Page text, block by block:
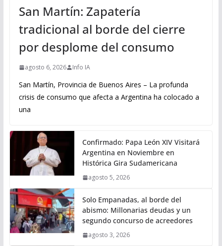
San Martín: Zapatería
tradicional al borde del cierre
por desplome del consumo
agosto 6, 2026 Info IA
San Martín, Provincia de Buenos Aires – La profunda
crisis de consumo que afecta a Argentina ha colocado a
una
Confirmado: Papa León XIV Visitará
Argentina en Noviembre en
Histórica Gira Sudamericana
agosto 5, 2026
Solo Empanadas, al borde del
abismo: Millonarias deudas y un
segundo concurso de acreedores
agosto 3, 2026